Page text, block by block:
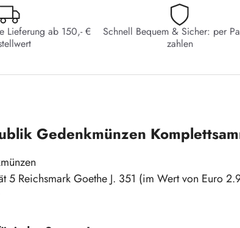
Lieferung ab 150,- €
Schnell Bequem & Sicher: per
zahlen
Gedenkmünzen
5 Reichsmark Goethe J. 351 (im Wert von Euro